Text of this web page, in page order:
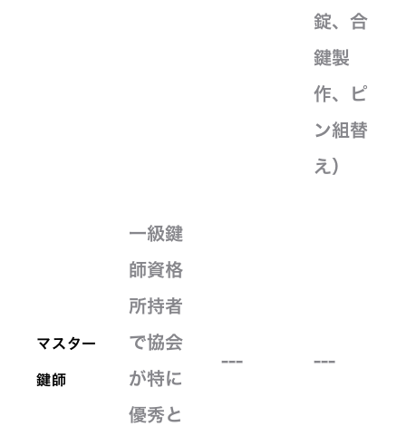
錠、合
鍵製
作、ピ
ン組替
え）
マスター
鍵師
一級鍵
師資格
所持者
で協会
が特に
優秀と
--- ---